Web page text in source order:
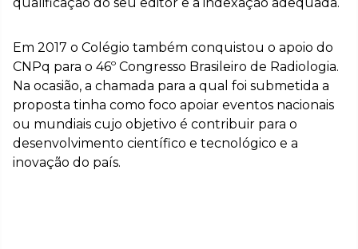
Em 2017 o Colégio também conquistou o apoio do
CNPq para o 46º Congresso Brasileiro de Radiologia.
Na ocasião, a chamada para a qual foi submetida a
proposta tinha como foco apoiar eventos nacionais
ou mundiais cujo objetivo é contribuir para o
desenvolvimento científico e tecnológico e a
inovação do país.